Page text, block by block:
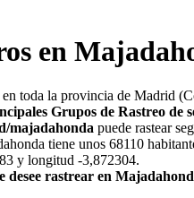
en
en toda la provincia de Madrid
Grupos de Rastreo de
majadahonda puede rastear
tiene unos 68110
y longitud -3,872304.
desee rastrear en